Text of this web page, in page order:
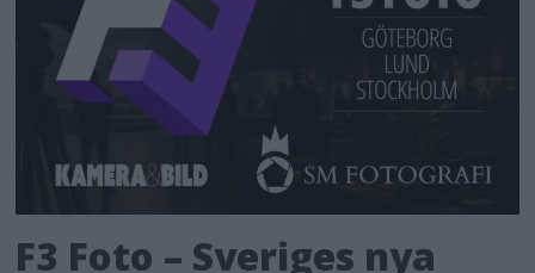
F3 Foto – Sveriges nya